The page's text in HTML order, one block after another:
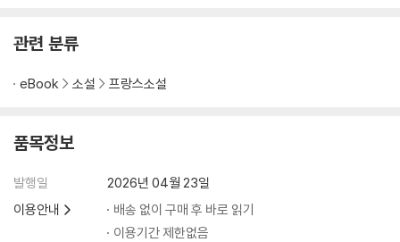
관련 분류
eBook 소설 프랑스소설
품목정보
발행일
2026년 04월 23일
이용안내
배송 없이 구매 후 바로 읽기
이용기간 제한없음